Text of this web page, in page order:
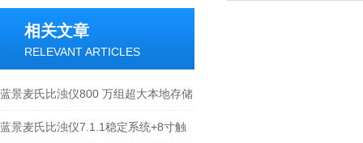
相关文章
RELEVANT ARTICLES
蓝景麦氏比浊仪800 万组超大本地存储
+ 多通道无线传输
蓝景麦氏比浊仪7.1.1稳定系统+8寸触